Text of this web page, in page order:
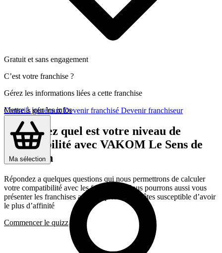
Conseils générauxDevenir franchisé Devenir franchiseur
Ma sélection
Gratuit et sans engagement
C’est votre franchise ?
Gérez les informations liées a cette franchise
Mettre à jour les infos
Découvrez quel est votre niveau de
compatibilité avec VAKOM Le Sens de
l’Humain
Répondez a quelques questions qui nous permettrons de calculer
votre compatibilité avec les franchises, Nous pourrons aussi vous
présenter les franchises avec lesquelles vous êtes susceptible d’avoir
le plus d’affinité
Commencer le quizz